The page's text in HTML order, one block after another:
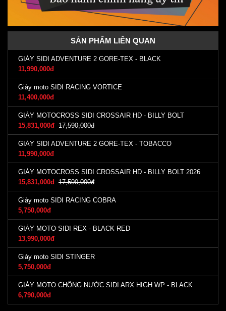
SẢN PHẨM LIÊN QUAN
GIÀY SIDI ADVENTURE 2 GORE-TEX - BLACK
11,990,000đ
Giày moto SIDI RACING VORTICE
11,400,000đ
GIÀY MOTOCROSS SIDI CROSSAIR HD - BILLY BOLT
15,831,000đ 17,590,000đ
GIÀY SIDI ADVENTURE 2 GORE-TEX - TOBACCO
11,990,000đ
GIÀY MOTOCROSS SIDI CROSSAIR HD - BILLY BOLT 2026
15,831,000đ 17,590,000đ
Giày moto SIDI RACING COBRA
5,750,000đ
GIÀY MOTO SIDI REX - BLACK RED
13,990,000đ
Giày moto SIDI STINGER
5,750,000đ
GIÀY MOTO CHỐNG NƯỚC SIDI ARX HIGH WP - BLACK
6,790,000đ